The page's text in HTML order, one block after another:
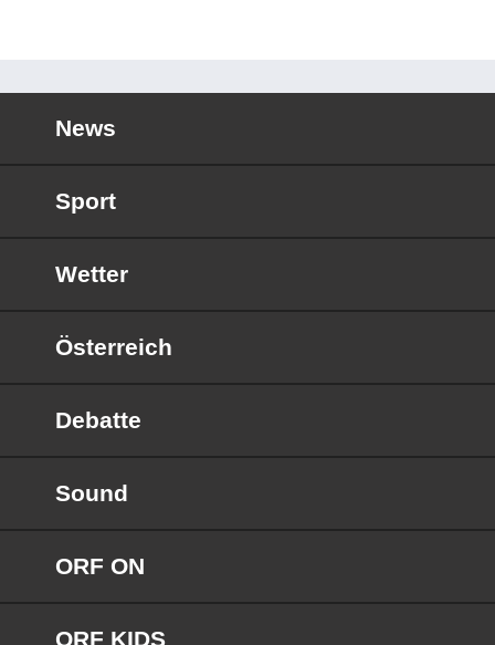
News
Sport
Wetter
Österreich
Debatte
Sound
ORF ON
ORF KIDS